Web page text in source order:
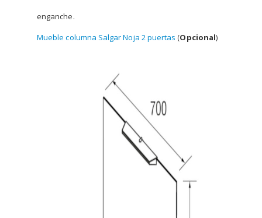
enganche.
Mueble columna Salgar Noja 2 puertas (Opcional)